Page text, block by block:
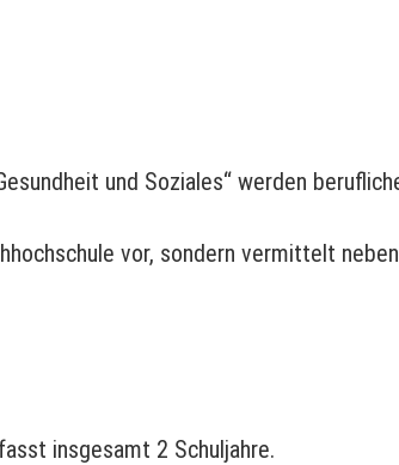
und Soziales“ werden
vor, sondern vermittelt
insgesamt 2 Schuljahre.